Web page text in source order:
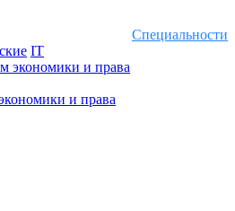
Специальности
IT
и права